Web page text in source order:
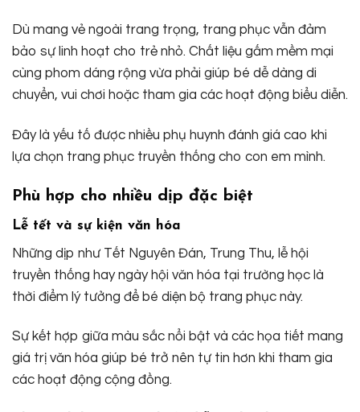
Dù mang vẻ ngoài trang trọng, trang phục vẫn đảm
bảo sự linh hoạt cho trẻ nhỏ. Chất liệu gấm mềm mại
cùng phom dáng rộng vừa phải giúp bé dễ dàng di
chuyển, vui chơi hoặc tham gia các hoạt động biểu diễn.
Đây là yếu tố được nhiều phụ huynh đánh giá cao khi
lựa chọn trang phục truyền thống cho con em mình.
Phù hợp cho nhiều dịp đặc biệt
Lễ tết và sự kiện văn hóa
Những dịp như Tết Nguyên Đán, Trung Thu, lễ hội
truyền thống hay ngày hội văn hóa tại trường học là
thời điểm lý tưởng để bé diện bộ trang phục này.
Sự kết hợp giữa màu sắc nổi bật và các họa tiết mang
giá trị văn hóa giúp bé trở nên tự tin hơn khi tham gia
các hoạt động cộng đồng.